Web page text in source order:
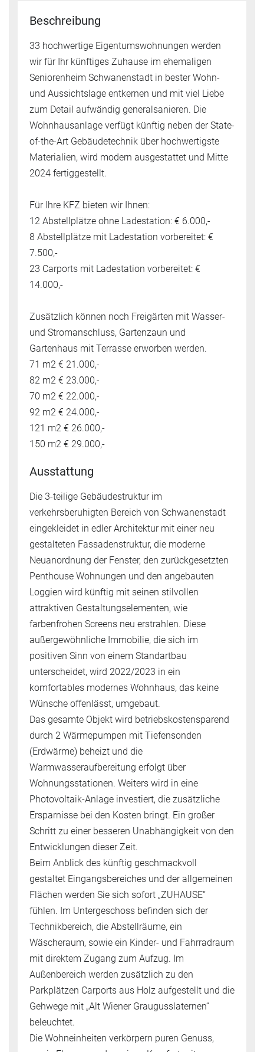
Beschreibung
33 hochwertige Eigentumswohnungen werden
wir für Ihr künftiges Zuhause im ehemaligen
Seniorenheim Schwanenstadt in bester Wohn-
und Aussichtslage entkernen und mit viel Liebe
zum Detail aufwändig generalsanieren. Die
Wohnhausanlage verfügt künftig neben der State-
of-the-Art Gebäudetechnik über hochwertigste
Materialien, wird modern ausgestattet und Mitte
2024 fertiggestellt.
Für Ihre KFZ bieten wir Ihnen:
12 Abstellplätze ohne Ladestation: € 6.000,-
8 Abstellplätze mit Ladestation vorbereitet: €
7.500,-
23 Carports mit Ladestation vorbereitet: €
14.000,-
Zusätzlich können noch Freigärten mit Wasser-
und Stromanschluss, Gartenzaun und
Gartenhaus mit Terrasse erworben werden.
71 m2 € 21.000,-
82 m2 € 23.000,-
70 m2 € 22.000,-
92 m2 € 24.000,-
121 m2 € 26.000,-
150 m2 € 29.000,-
Ausstattung
Die 3-teilige Gebäudestruktur im
verkehrsberuhigten Bereich von Schwanenstadt
eingekleidet in edler Architektur mit einer neu
gestalteten Fassadenstruktur, die moderne
Neuanordnung der Fenster, den zurückgesetzten
Penthouse Wohnungen und den angebauten
Loggien wird künftig mit seinen stilvollen
attraktiven Gestaltungselementen, wie
farbenfrohen Screens neu erstrahlen. Diese
außergewöhnliche Immobilie, die sich im
positiven Sinn von einem Standartbau
unterscheidet, wird 2022/2023 in ein
komfortables modernes Wohnhaus, das keine
Wünsche offenlässt, umgebaut.
Das gesamte Objekt wird betriebskostensparend
durch 2 Wärmepumpen mit Tiefensonden
(Erdwärme) beheizt und die
Warmwasseraufbereitung erfolgt über
Wohnungsstationen. Weiters wird in eine
Photovoltaik-Anlage investiert, die zusätzliche
Ersparnisse bei den Kosten bringt. Ein großer
Schritt zu einer besseren Unabhängigkeit von den
Entwicklungen dieser Zeit.
Beim Anblick des künftig geschmackvoll
gestaltet Eingangsbereiches und der allgemeinen
Flächen werden Sie sich sofort „ZUHAUSE“
fühlen. Im Untergeschoss befinden sich der
Technikbereich, die Abstellräume, ein
Wäscheraum, sowie ein Kinder- und Fahrradraum
mit direktem Zugang zum Aufzug. Im
Außenbereich werden zusätzlich zu den
Parkplätzen Carports aus Holz aufgestellt und die
Gehwege mit „Alt Wiener Graugusslaternen“
beleuchtet.
Die Wohneinheiten verkörpern puren Genuss,